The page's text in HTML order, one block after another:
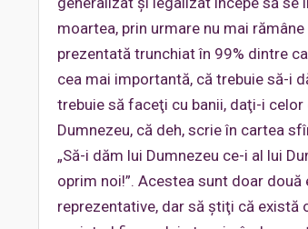
moartea, prin urmare nu mai
prezentată trunchiat în 99% dintre
cea mai importantă, că trebuie să-i
trebuie să faceţi cu banii, daţi-i
Dumnezeu, că deh, scrie în cartea
„Să-i dăm lui Dumnezeu ce-i al lui
oprim noi!”. Acestea sunt doar
reprezentative, dar să ştiţi că există